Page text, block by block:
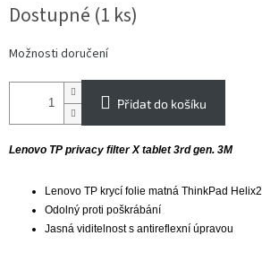
cena:
Dostupné (1 ks)
Možnosti doručení
Přidat do košíku
Lenovo TP privacy filter X tablet 3rd gen. 3M
Lenovo TP krycí folie matná ThinkPad Helix2
Odolný proti poškrábání
Jasná viditelnost s antireflexní úpravou